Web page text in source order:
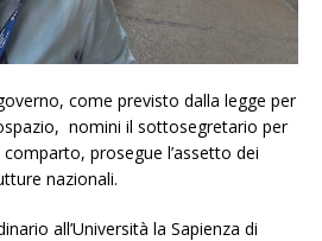
come previsto dalla legge per
nomini il sottosegretario per
prosegue l’assetto dei
nazionali.
all’Università la Sapienza di